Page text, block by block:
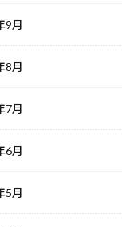
9月
8月
7月
6月
5月